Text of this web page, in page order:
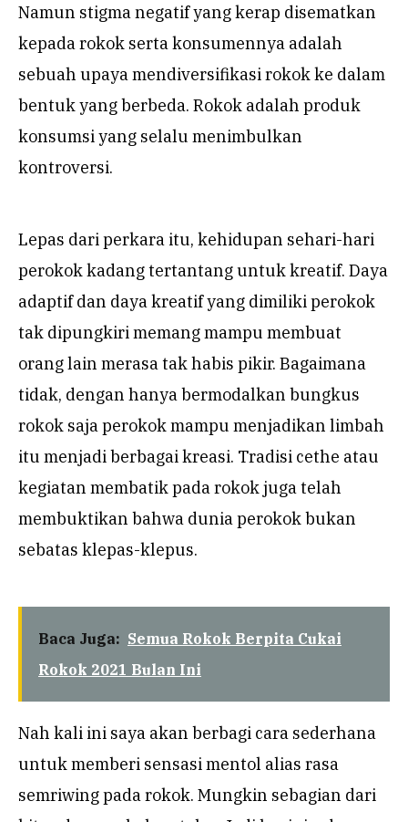
Namun stigma negatif yang kerap disematkan
kepada rokok serta konsumennya adalah
sebuah upaya mendiversifikasi rokok ke dalam
bentuk yang berbeda. Rokok adalah produk
konsumsi yang selalu menimbulkan
kontroversi.
Lepas dari perkara itu, kehidupan sehari-hari
perokok kadang tertantang untuk kreatif. Daya
adaptif dan daya kreatif yang dimiliki perokok
tak dipungkiri memang mampu membuat
orang lain merasa tak habis pikir. Bagaimana
tidak, dengan hanya bermodalkan bungkus
rokok saja perokok mampu menjadikan limbah
itu menjadi berbagai kreasi. Tradisi cethe atau
kegiatan membatik pada rokok juga telah
membuktikan bahwa dunia perokok bukan
sebatas klepas-klepus.
Baca Juga: Semua Rokok Berpita Cukai
Rokok 2021 Bulan Ini
Nah kali ini saya akan berbagi cara sederhana
untuk memberi sensasi mentol alias rasa
semriwing pada rokok. Mungkin sebagian dari